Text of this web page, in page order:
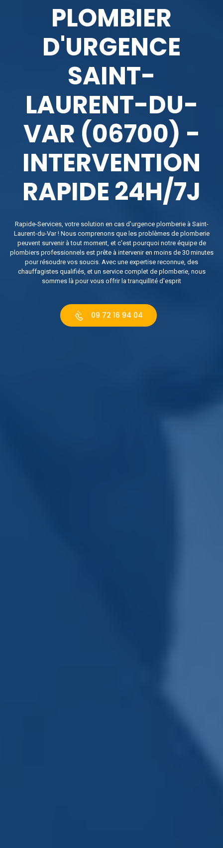
PLOMBIER
D'URGENCE
SAINT-
LAURENT-DU-
VAR (06700) -
INTERVENTION
RAPIDE 24H/7J
Rapide-Services, votre solution en cas d'urgence plomberie à Saint-
Laurent-du-Var ! Nous comprenons que les problèmes de plomberie
peuvent survenir à tout moment, et c'est pourquoi notre équipe de
plombiers professionnels est prête à intervenir en moins de 30 minutes
pour résoudre vos soucis. Avec une expertise reconnue, des
chauffagistes qualifiés, et un service complet de plomberie, nous
sommes là pour vous offrir la tranquillité d'esprit
09 72 16 94 04